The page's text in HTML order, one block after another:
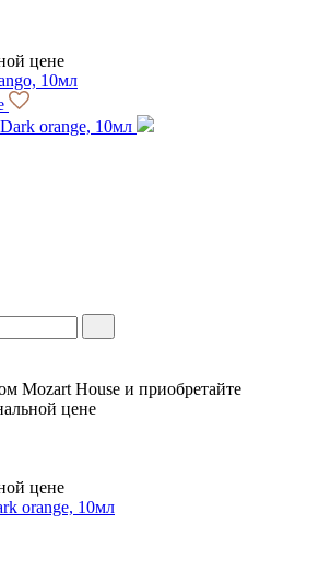
цене
10мл
Mozart House и приобретайте
цене
цене
orange, 10мл